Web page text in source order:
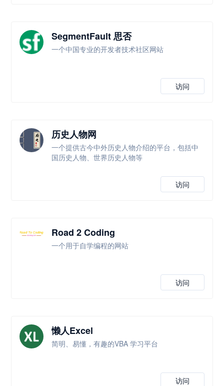
SegmentFault 思否
一个中国专业的开发者技术社区网站
访问
历史人物网
一个提供古今中外历史人物介绍的平台，包括中
国历史人物、世界历史人物等
访问
Road 2 Coding
一个用于自学编程的网站
访问
懒人Excel
简明、易懂，有趣的VBA 学习平台
访问